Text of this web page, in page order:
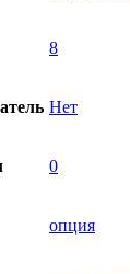
8
Нет
0
опция